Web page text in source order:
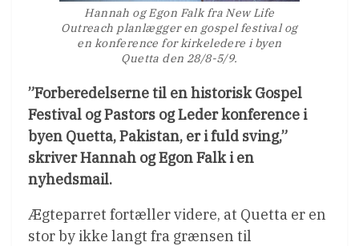
Hannah og Egon Falk fra New Life
Outreach planlægger en gospel festival og
en konference for kirkeledere i byen
Quetta den 28/8-5/9.
”Forberedelserne til en historisk Gospel
Festival og Pastors og Leder konference i
byen Quetta, Pakistan, er i fuld sving,”
skriver Hannah og Egon Falk i en
nyhedsmail.
Ægteparret fortæller videre, at Quetta er en
stor by ikke langt fra grænsen til